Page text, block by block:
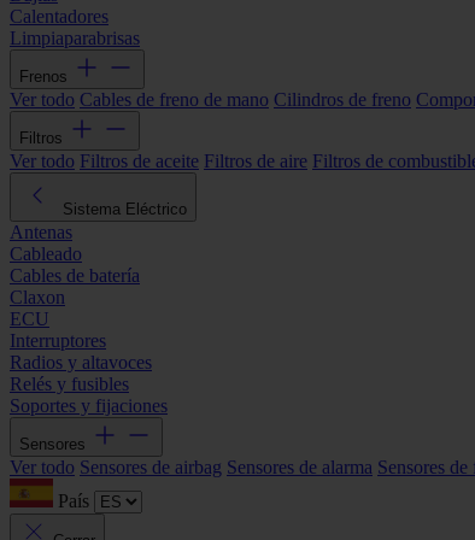
Calentadores
Limpiaparabrisas
Frenos
Ver todo Cables de freno de mano Cilindros de freno
Filtros
Ver todo Filtros de aceite Filtros de aire Filtros de
Sistema Eléctrico
Antenas
Cableado
Cables de batería
Claxon
ECU
Interruptores
Radios y altavoces
Relés y fusibles
Soportes y fijaciones
Sensores
Ver todo Sensores de airbag Sensores de alarma Sensores de
País